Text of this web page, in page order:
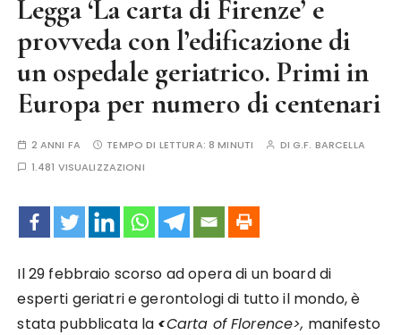
Legga ‘La carta di Firenze’ e
provveda con l’edificazione di
un ospedale geriatrico. Primi in
Europa per numero di centenari
2 ANNI FA TEMPO DI LETTURA:8 MINUTI DI G.F. BARCELLA
1.481 VISUALIZZAZIONI
Il 29 febbraio scorso ad opera di un board di
esperti geriatri e gerontologi di tutto il mondo, è
stata pubblicata la <Carta of Florence>, manifesto